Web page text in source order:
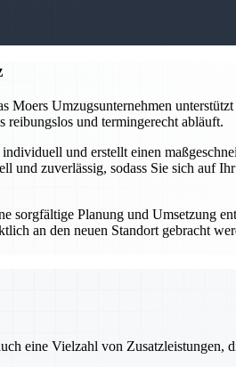
Umzugsunternehmen
reibungslos und termingerecht abläuft.
und erstellt einen
und zuverlässig, sodass Sie sich auf
sorgfältige Planung und Umsetzung
an den neuen Standort gebracht
eine Vielzahl von Zusatzleistungen,